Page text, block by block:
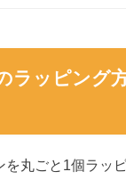
ラッピング
を丸ごと1個ラッ